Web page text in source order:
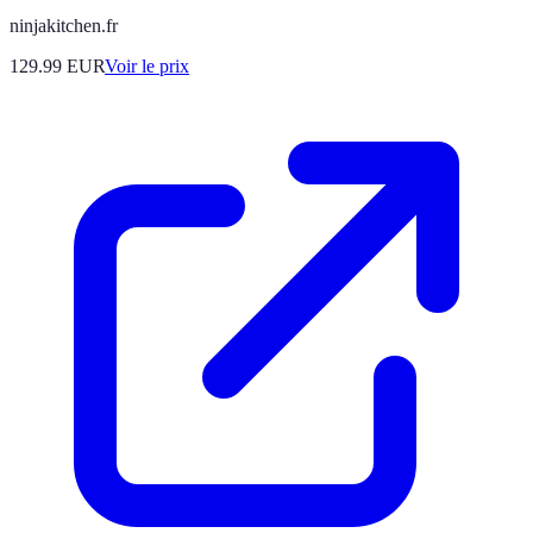
ninjakitchen.fr
129.99 EURVoir le prix